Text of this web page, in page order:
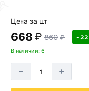
Цена за шт
668 ₽ 860 ₽ - 22
В наличии: 6